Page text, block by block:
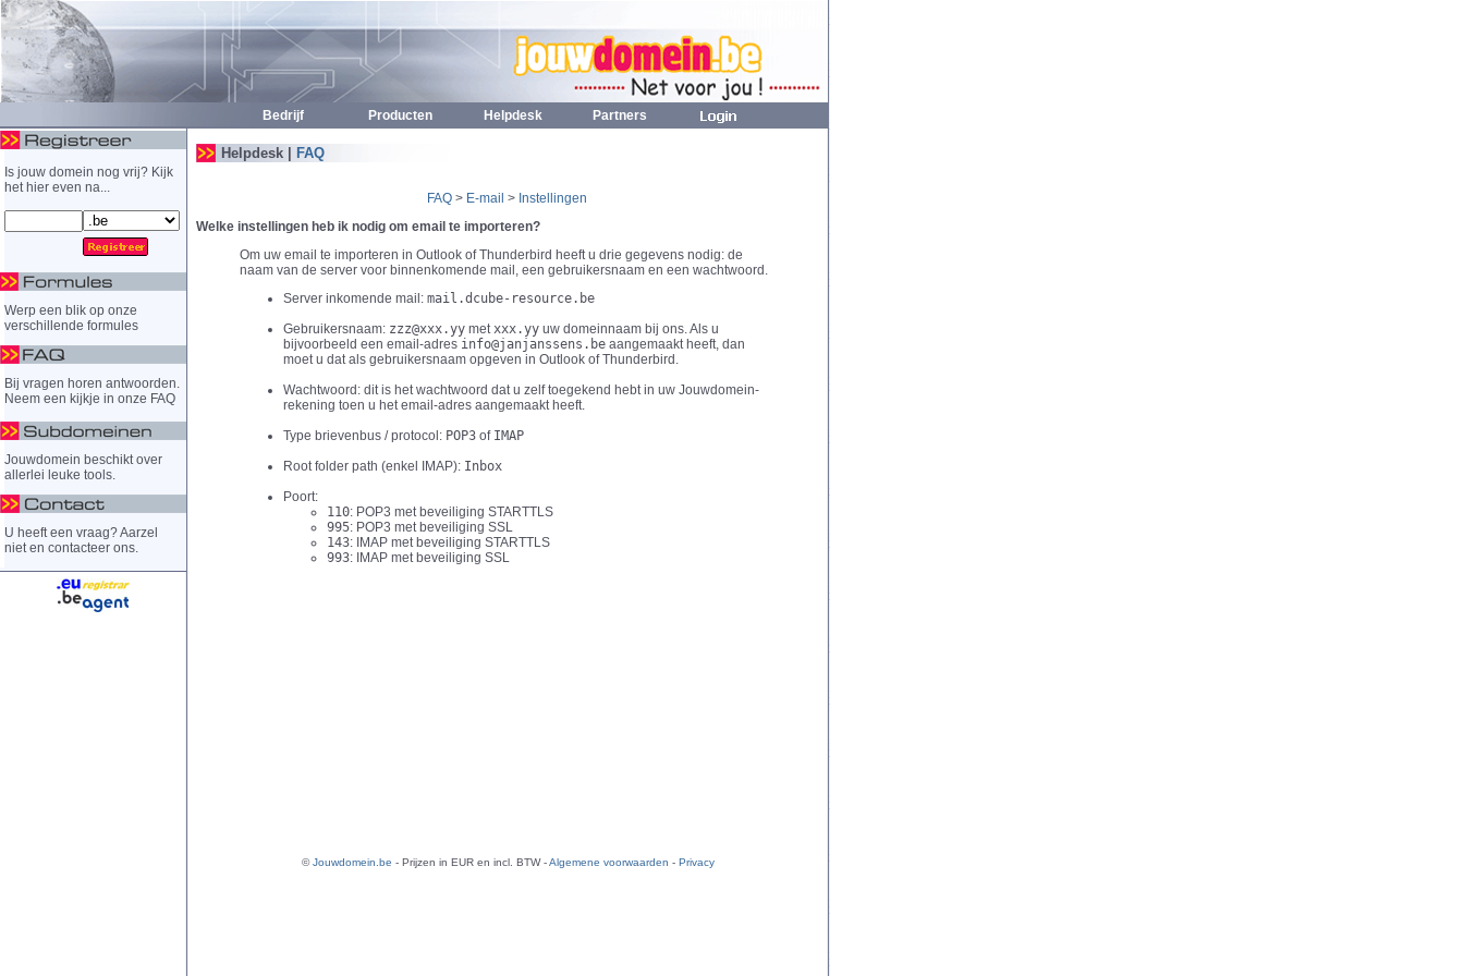
Bedrijf Producten Helpdesk Partners
Is jouw domein nog vrij? Kijk
het hier even na...
Werp een blik op onze
verschillende formules
Bij vragen horen antwoorden.
Neem een kijkje in onze FAQ
Jouwdomein beschikt over
allerlei leuke tools.
U heeft een vraag? Aarzel
niet en contacteer ons.
Helpdesk | FAQ
FAQ > E-mail > Instellingen
Welke instellingen heb ik nodig om email te importeren?
Om uw email te importeren in Outlook of Thunderbird heeft u drie gegevens nodig: de
naam van de server voor binnenkomende mail, een gebruikersnaam en een wachtwoord.
Server inkomende mail: mail.dcube-resource.be
Gebruikersnaam: zzz@xxx.yy metxxx.yy uw domeinnaam bij ons. Als u
bijvoorbeeld een email-adres info@janjanssens.be aangemaakt heeft, dan
moet u dat als gebruikersnaam opgeven in Outlook of Thunderbird.
Wachtwoord: dit is het wachtwoord dat u zelf toegekend hebt in uw Jouwdomein-
rekening toen u het email-adres aangemaakt heeft.
Type brievenbus / protocol: POP3 of IMAP
Root folder path (enkel IMAP): Inbox
Poort:
110: POP3 met beveiliging STARTTLS
995: POP3 met beveiliging SSL
143: IMAP met beveiliging STARTTLS
993: IMAP met beveiliging SSL
©Jouwdomein.be - Prijzen in EUR en incl. BTW -Algemene voorwaarden - Privacy